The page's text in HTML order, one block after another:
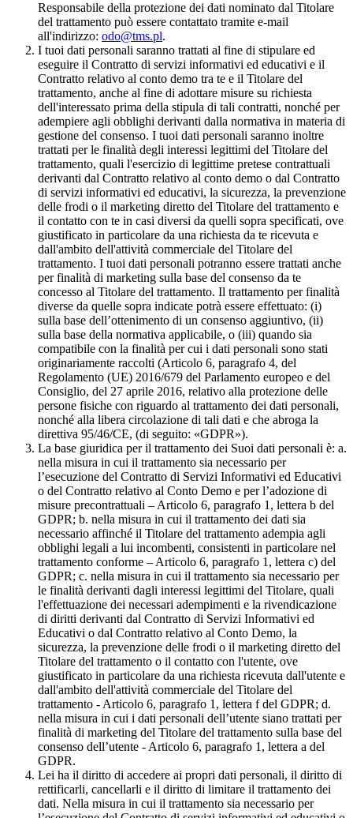
Responsabile della protezione dei dati nominato dal Titolare
del trattamento può essere contattato tramite e-mail
all'indirizzo: odo@tms.pl.
I tuoi dati personali saranno trattati al fine di stipulare ed
eseguire il Contratto di servizi informativi ed educativi e il
Contratto relativo al conto demo tra te e il Titolare del
trattamento, anche al fine di adottare misure su richiesta
dell'interessato prima della stipula di tali contratti, nonché per
adempiere agli obblighi derivanti dalla normativa in materia di
gestione del consenso. I tuoi dati personali saranno inoltre
trattati per le finalità degli interessi legittimi del Titolare del
trattamento, quali l'esercizio di legittime pretese contrattuali
derivanti dal Contratto relativo al conto demo o dal Contratto
di servizi informativi ed educativi, la sicurezza, la prevenzione
delle frodi o il marketing diretto del Titolare del trattamento e
il contatto con te in casi diversi da quelli sopra specificati, ove
giustificato in particolare da una richiesta da te ricevuta e
dall'ambito dell'attività commerciale del Titolare del
trattamento. I tuoi dati personali potranno essere trattati anche
per finalità di marketing sulla base del consenso da te
concesso al Titolare del trattamento. Il trattamento per finalità
diverse da quelle sopra indicate potrà essere effettuato: (i)
sulla base dell’ottenimento di un consenso aggiuntivo, (ii)
sulla base della normativa applicabile, o (iii) quando sia
compatibile con la finalità per cui i dati personali sono stati
originariamente raccolti (Articolo 6, paragrafo 4, del
Regolamento (UE) 2016/679 del Parlamento europeo e del
Consiglio, del 27 aprile 2016, relativo alla protezione delle
persone fisiche con riguardo al trattamento dei dati personali,
nonché alla libera circolazione di tali dati e che abroga la
direttiva 95/46/CE, (di seguito: «GDPR»).
La base giuridica per il trattamento dei Suoi dati personali è: a.
nella misura in cui il trattamento sia necessario per
l’esecuzione del Contratto di Servizi Informativi ed Educativi
o del Contratto relativo al Conto Demo e per l’adozione di
misure precontrattuali – Articolo 6, paragrafo 1, lettera b del
GDPR; b. nella misura in cui il trattamento dei dati sia
necessario affinché il Titolare del trattamento adempia agli
obblighi legali a lui incombenti, consistenti in particolare nel
trattamento conforme – Articolo 6, paragrafo 1, lettera c) del
GDPR; c. nella misura in cui il trattamento sia necessario per
le finalità derivanti dagli interessi legittimi del Titolare, quali
l'effettuazione dei necessari adempimenti e la rivendicazione
di diritti derivanti dal Contratto di Servizi Informativi ed
Educativi o dal Contratto relativo al Conto Demo, la
sicurezza, la prevenzione delle frodi o il marketing diretto del
Titolare del trattamento o il contatto con l'utente, ove
giustificato in particolare da una richiesta ricevuta dall'utente e
dall'ambito dell'attività commerciale del Titolare del
trattamento - Articolo 6, paragrafo 1, lettera f del GDPR; d.
nella misura in cui i dati personali dell’utente siano trattati per
finalità di marketing del Titolare del trattamento sulla base del
consenso dell’utente - Articolo 6, paragrafo 1, lettera a del
GDPR.
Lei ha il diritto di accedere ai propri dati personali, il diritto di
rettificarli, cancellarli e il diritto di limitare il trattamento dei
dati. Nella misura in cui il trattamento sia necessario per